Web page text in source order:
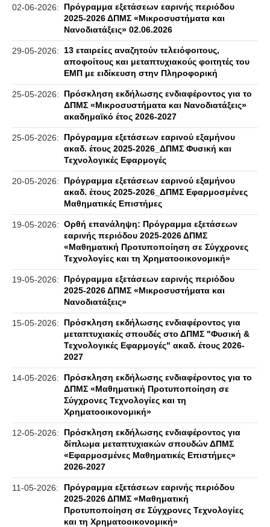
02-06-2026:
Πρόγραμμα εξετάσεων εαρινής περιόδου
2025-2026 ΔΠΜΣ «Μικροσυστήματα και
Νανοδιατάξεις» 02.06.2026
29-05-2026:
13 εταιρείες αναζητούν τελειόφοιτους,
αποφοίτους και μεταπτυχιακούς φοιτητές του
ΕΜΠ με ειδίκευση στην Πληροφορική
25-05-2026:
Πρόσκληση εκδήλωσης ενδιαφέροντος για το
ΔΠΜΣ «Μικροσυστήματα και Νανοδιατάξεις»
ακαδημαϊκό έτος 2026-2027
25-05-2026:
Πρόγραμμα εξετάσεων εαρινού εξαμήνου
ακαδ. έτους 2025-2026_ΔΠΜΣ Φυσική και
Τεχνολογικές Εφαρμογές
20-05-2026:
Πρόγραμμα εξετάσεων εαρινού εξαμήνου
ακαδ. έτους 2025-2026_ΔΠΜΣ Εφαρμοσμένες
Μαθηματικές Επιστήμες
19-05-2026: Ορθή επανάληψη: Πρόγραμμα εξετάσεων
εαρινής περιόδου 2025-2026 ΔΠΜΣ
«Μαθηματική Προτυποποίηση σε Σύγχρονες
Τεχνολογίες και τη Χρηματοοικονομική»
19-05-2026:
Πρόγραμμα εξετάσεων εαρινής περιόδου
2025-2026 ΔΠΜΣ «Μικροσυστήματα και
Νανοδιατάξεις»
15-05-2026:
Πρόσκληση εκδήλωσης ενδιαφέροντος για
μεταπτυχιακές σπουδές στο ΔΠΜΣ "Φυσική &
Τεχνολογικές Εφαρμογές" ακαδ. έτους 2026-
2027
14-05-2026:
Πρόσκληση εκδήλωσης ενδιαφέροντος για το
ΔΠΜΣ «Μαθηματική Προτυποποίηση σε
Σύγχρονες Τεχνολογίες και τη
Χρηματοοικονομική»
12-05-2026:
Πρόσκληση εκδήλωσης ενδιαφέροντος για
δίπλωμα μεταπτυχιακών σπουδών ΔΠΜΣ
«Εφαρμοσμένες Μαθηματικές Επιστήμες»
2026-2027
11-05-2026:
Πρόγραμμα εξετάσεων εαρινής περιόδου
2025-2026 ΔΠΜΣ «Μαθηματική
Προτυποποίηση σε Σύγχρονες Τεχνολογίες
και τη Χρηματοοικονομική»